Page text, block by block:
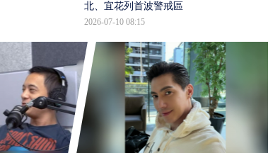
北、宜花列首波警戒區
2026-07-10 08:15